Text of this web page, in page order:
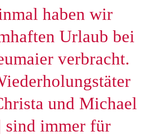
haben wir
Urlaub bei
verbracht.
und Michael
sind immer für